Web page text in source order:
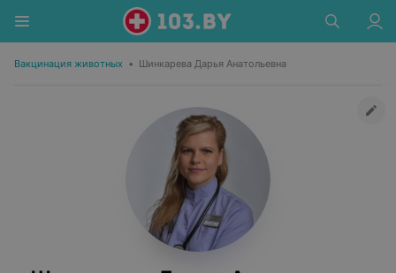
Вакцинация животных • Шинкарева Дарья Анатольевна